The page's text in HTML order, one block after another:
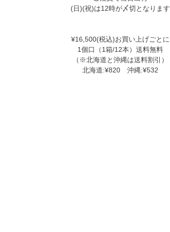
(日)(祝)は12時が〆切となります
¥16,500(税込)お買い上げごとに
1個口（1箱/12本）送料無料
（※北海道と沖縄は送料割引）
北海道:¥820 沖縄:¥532